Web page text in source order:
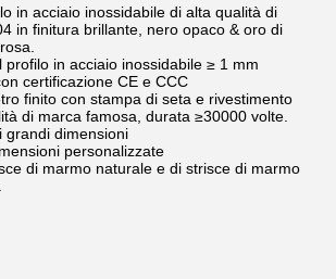
in acciaio inossidabile di alta qualità di
in finitura brillante, nero opaco & oro di
profilo in acciaio inossidabile ≥ 1 mm
certificazione CE e CCC
finito con stampa di seta e rivestimento
di marca famosa, durata ≥30000 volte.
grandi dimensioni
personalizzate
di marmo naturale e di strisce di marmo